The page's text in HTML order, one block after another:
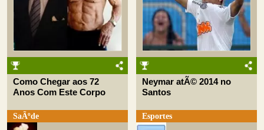
Como Chegar aos 72
Anos Com Este Corpo
SaÃºde
Neymar atÃ© 2014 no
Santos
Esportes